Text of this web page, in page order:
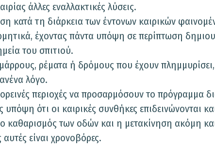
άλλες εναλλακτικές λύσεις.
κατά τη διάρκεια των έντονων καιρικών
έχοντας πάντα υπόψη σε περίπτωση
του σπιτιού.
ρέματα ή δρόμους που έχουν
λόγο.
περιοχές να προσαρμόσουν το πρόγραμμα
ότι οι καιρικές συνθήκες επιδεινώνονται
καθαρισμός των οδών και η μετακίνηση ακόμη
είναι χρονοβόρες.